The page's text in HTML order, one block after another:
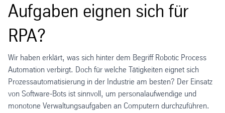
Aufgaben eignen sich für
RPA?
Wir haben erklärt, was sich hinter dem Begriff Robotic Process
Automation verbirgt. Doch für welche Tätigkeiten eignet sich
Prozessautomatisierung in der Industrie am besten? Der Einsatz
von Software-Bots ist sinnvoll, um personalaufwendige und
monotone Verwaltungsaufgaben an Computern durchzuführen.